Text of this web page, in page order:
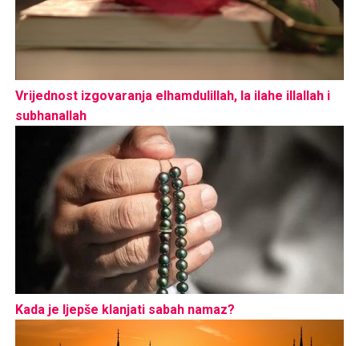
Vrijednost izgovaranja elhamdulillah, la ilahe illallah i
subhanallah
Kada je ljepše klanjati sabah namaz?